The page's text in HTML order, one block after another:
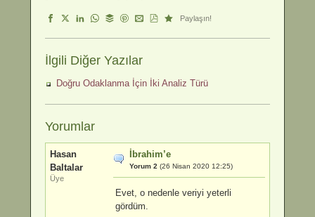
Paylaşın!
İlgili Diğer Yazılar
Doğru Odaklanma İçin İki Analiz Türü
Yorumlar
Hasan
Baltalar
Üye
İbrahim’e
Yorum 2 (26 Nisan 2020 12:25)
Evet, o nedenle veriyi yeterli
gördüm.